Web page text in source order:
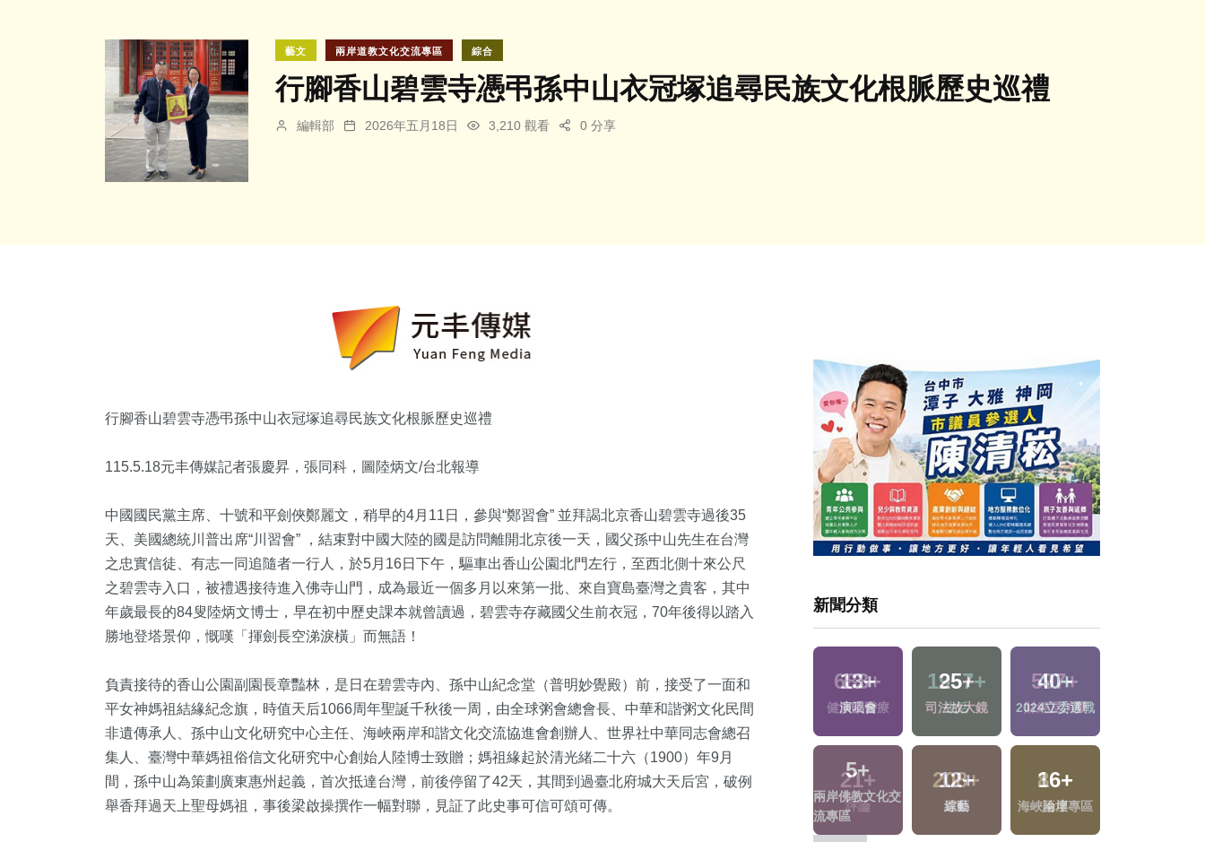
藝文 兩岸道教文化交流專區 綜合
行腳香山碧雲寺憑弔孫中山衣冠塚追尋民族文化根脈歷史巡禮
編輯部 2026年五月18日 3,210 觀看 0 分享
行腳香山碧雲寺憑弔孫中山衣冠塚追尋民族文化根脈歷史巡禮
115.5.18元丰傳媒記者張慶昇，張同科，圖陸炳文/台北報導
中國國民黨主席、十號和平劍俠鄭麗文，稍早的4月11日，參與“鄭習會” 並拜謁北京香山碧雲寺過後35
天、美國總統川普出席“川習會” ，結束對中國大陸的國是訪問離開北京後一天，國父孫中山先生在台灣
之忠實信徒、有志一同追隨者一行人，於5月16日下午，驅車出香山公園北門左行，至西北側十來公尺
之碧雲寺入口，被禮遇接待進入佛寺山門，成為最近一個多月以來第一批、來自寶島臺灣之貴客，其中
年歲最長的84叟陸炳文博士，早在初中歷史課本就曾讀過，碧雲寺存藏國父生前衣冠，70年後得以踏入
勝地登塔景仰，慨嘆「揮劍長空涕淚橫」而無語！
負責接待的香山公園副園長章豔林，是日在碧雲寺內、孫中山紀念堂（普明妙覺殿）前，接受了一面和
平女神媽祖結緣紀念旗，時值天后1066周年聖誕千秋後一周，由全球粥會總會長、中華和諧粥文化民間
非遺傳承人、孫中山文化研究中心主任、海峽兩岸和諧文化交流協進會創辦人、世界社中華同志會總召
集人、臺灣中華媽祖俗信文化研究中心創始人陸博士致贈；媽祖緣起於清光緒二十六（1900）年9月
間，孫中山為策劃廣東惠州起義，首次抵達台灣，前後停留了42天，其間到過臺北府城大天后宮，破例
舉香拜過天上聖母媽祖，事後梁啟操撰作一幅對聯，見証了此史事可信可頌可傳。
新聞分類
807+
文教
1+
兩岸藝苑天地
化專區
826+
綜合
1+
2023金鐘獎
1704+
社會
509+
旅遊
13+
演唱會
25+
司法放大鏡 2024立委選戰
5+
兩岸佛教文化交
流專區
12+ 16
683+
健康及醫療
1957+
生活
597+
財經及消費
21+
評論
208+
運動
86+
兩岸